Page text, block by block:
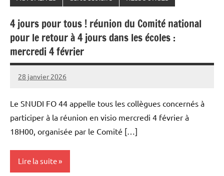
4 jours pour tous ! réunion du Comité national
pour le retour à 4 jours dans les écoles :
mercredi 4 février
28 janvier 2026
Snudifo44
Le SNUDI FO 44 appelle tous les collègues concernés à
participer à la réunion en visio mercredi 4 février à
18H00, organisée par le Comité […]
Lire la suite